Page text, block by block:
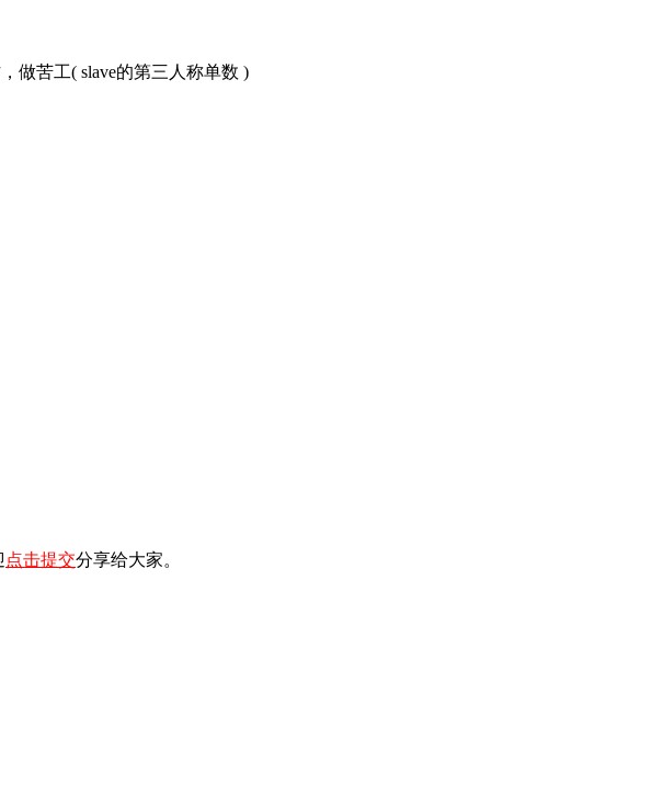
做苦工( slave的第三人称单数 )
点击提交分享给大家。